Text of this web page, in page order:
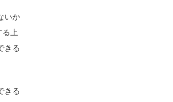
いか
る上
きる
きる